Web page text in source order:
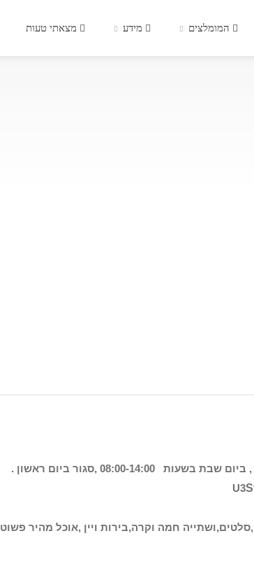
המומלצים מידע מצאתי טעות
חמה וקרה,בירות ויין ,אוכל מהיר פשוט